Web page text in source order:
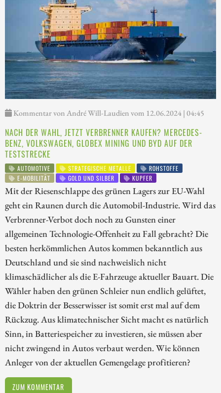
Kommentar von André Will-Laudien vom 12.06.2024 | 04:45
NACH DER WAHL, JETZT VERBRENNER KAUFEN? MERCEDES-
BENZ, VOLKSWAGEN, GLOBEX MINING UND BYD AUF DER
TESTSTRECKE
AUTOMOTIVE STRATEGISCHE METALLE
ROHSTOFFE
E-MOBILITÄT
GOLD UND SILBER KUPFER
Mit der Riesenschlappe des grünen Lagers zur EU-Wahl
geht ein Raunen durch die Automobil-Industrie. Wird das
Verbrenner-Verbot doch noch zu Gunsten einer
allgemeinen Technologie-Offenheit zu Fall gebracht? Die
besten herkömmlichen Autos kommen bekanntlich aus
Deutschland und sie sind nachweislich nicht
klimaschädlicher als die E-Fahrzeuge aktueller Bauart. Die
Wähler haben den grünen Schleier nun endlich gelüftet,
die Doktrin der Besserwisser ist somit erst mal auf dem
Rückzug. Aus klimatechnischer Sicht macht es natürlich
Sinn, in Batteriespeicher zu investieren, sie müssen aber
nicht zwingend in Autos verbaut werden. Wie können
Anleger von der aktuellen Gemengelage profitieren?
ZUM KOMMENTAR